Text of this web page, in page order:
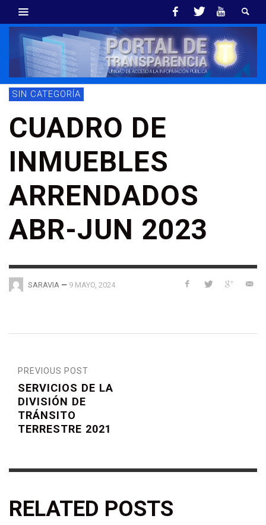
SIN CATEGORÍA
CUADRO DE
INMUEBLES
ARRENDADOS
ABR-JUN 2023
SARAVIA — 9 MAYO, 2024
PREVIOUS POST
SERVICIOS DE LA
DIVISIÓN DE
TRÁNSITO
TERRESTRE 2021
RELATED POSTS